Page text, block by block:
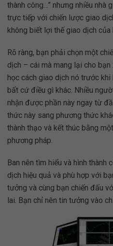
thành công…” nhưng nhiều nhà
trực tiếp với chiến lược giao
không biết lợi thế giao dịch của
Rõ ràng, bạn phải chọn một
dịch – cái mà mang lại cho
học cách giao dịch nó trước
bất cứ điều gì khác. Nhiều
nhận được phần này ngay từ
thức này sang phương thức
thành thạo và kết thúc bằng
phương pháp.
Ban nên tìm hiểu và hình thành
dịch hiệu quả và phù hợp với
tưởng và cùng bạn chiến đấu
lai. Bạn chỉ nên tin tưởng vào